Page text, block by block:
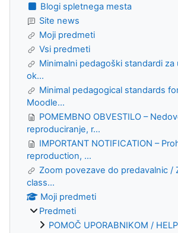
Blogi spletnega mesta
Site news
Moji predmeti
Vsi predmeti
Minimalni pedagoški standardi
ok...
Minimal pedagogical standards
Moodle...
POMEMBNO OBVESTILO –
reproduciranje, r...
IMPORTANT NOTIFICATION –
reproduction, ...
Zoom povezave do predavalnic /
class...
Moji predmeti
Predmeti
POMOČ UPORABNIKOM /